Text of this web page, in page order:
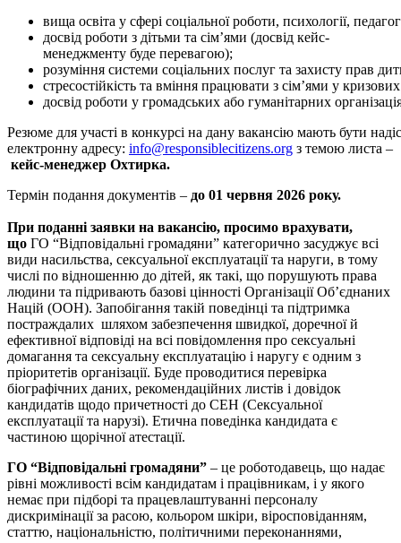
вища освіта у сфері соціальної роботи, психології,
досвід роботи з дітьми та сім’ями (досвід кейс-
менеджменту буде перевагою);
розуміння системи соціальних послуг та захисту прав
стресостійкість та вміння працювати з сім’ями у
досвід роботи у громадських або гуманітарних
Резюме для участі в конкурсі на дану вакансію мають бути
електронну адресу: info@responsiblecitizens.org з темою листа –
кейс-менеджер Охтирка.
Термін подання документів – до 01 червня 2026 року.
При поданні заявки на вакансію, просимо врахувати,
що ГО “Відповідальні громадяни” категорично засуджує всі
види насильства, сексуальної експлуатації та наруги, в тому
числі по відношенню до дітей, як такі, що порушують права
людини та підривають базові цінності Організації Об’єднаних
Націй (ООН). Запобігання такій поведінці та підтримка
постраждалих шляхом забезпечення швидкої, доречної й
ефективної відповіді на всі повідомлення про сексуальні
домагання та сексуальну експлуатацію і наругу є одним з
пріоритетів організації. Буде проводитися перевірка
біографічних даних, рекомендаційних листів і довідок
кандидатів щодо причетності до СЕН (Сексуальної
експлуатації та нарузі). Етична поведінка кандидата є
частиною щорічної атестації.
ГО “Відповідальні громадяни” – це роботодавець, що надає
рівні можливості всім кандидатам і працівникам, і у якого
немає при підборі та працевлаштуванні персоналу
дискримінації за расою, кольором шкіри, віросповіданням,
статтю, національністю, політичними переконаннями,